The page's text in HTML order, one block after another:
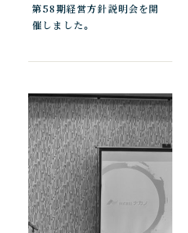
第58期経営方針説明会を開
催しました。